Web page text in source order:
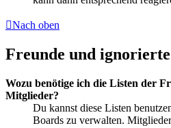
Nach oben
Freunde und
Wozu benötige ich die Listen der
Mitglieder?
Du kannst diese Listen
Boards zu verwalten.